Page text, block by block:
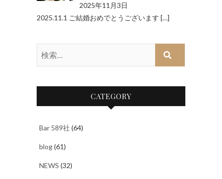
2025年11月3日
2025.11.1 ご結婚おめでとうございます […]
CATEGORY
Bar 589社 (64)
blog(61)
NEWS (32)